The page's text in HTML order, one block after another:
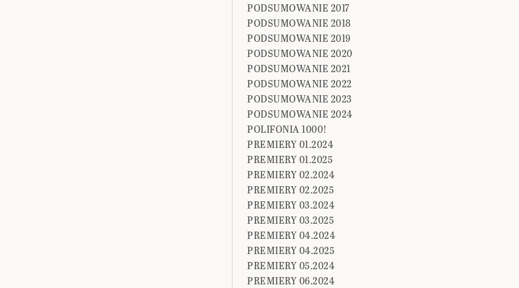
PODSUMOWANIE 2017
PODSUMOWANIE 2018
PODSUMOWANIE 2019
PODSUMOWANIE 2020
PODSUMOWANIE 2021
PODSUMOWANIE 2022
PODSUMOWANIE 2023
PODSUMOWANIE 2024
POLIFONIA 1000!
PREMIERY 01.2024
PREMIERY 01.2025
PREMIERY 02.2024
PREMIERY 02.2025
PREMIERY 03.2024
PREMIERY 03.2025
PREMIERY 04.2024
PREMIERY 04.2025
PREMIERY 05.2024
PREMIERY 06.2024